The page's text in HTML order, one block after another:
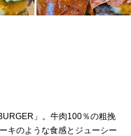
」。牛肉100％の粗挽
キのような食感とジューシー